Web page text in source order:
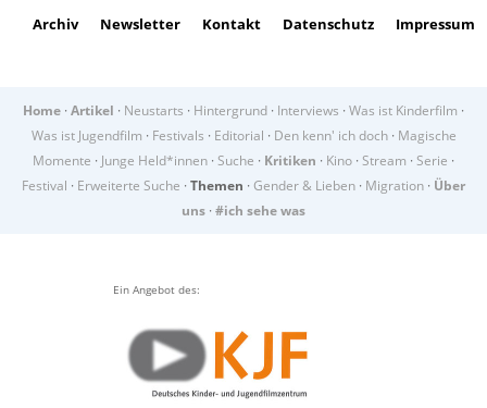
Archiv Newsletter Kontakt Datenschutz Impressum
Home · Artikel · Neustarts · Hintergrund · Interviews · Was ist Kinderfilm ·
Was ist Jugendfilm · Festivals · Editorial · Den kenn' ich doch· Magische
Momente · Junge Held*innen · Suche · Kritiken · Kino · Stream · Serie ·
Festival · Erweiterte Suche · Themen · Gender & Lieben · Migration · Über
uns · #ich sehe was
Ein Angebot des: